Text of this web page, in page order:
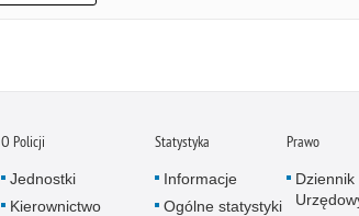
O Policji
Jednostki
Kierownictwo
Statystyka
Informacje
Ogólne statystyki
Prawo
Dziennik